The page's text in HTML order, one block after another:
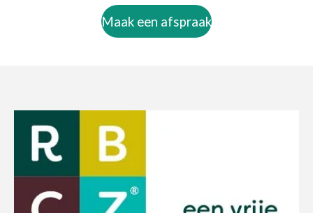
Maak een afspraak